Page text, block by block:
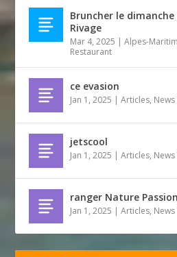
Bruncher le
Rivage
Mar 4, 2025 |Alpes-
Restaurant
ce evasion
Jan 1, 2025 |Articles,
jetscool
Jan 1, 2025 |Articles,
ranger Nature Passion
Jan 1, 2025 |Articles,